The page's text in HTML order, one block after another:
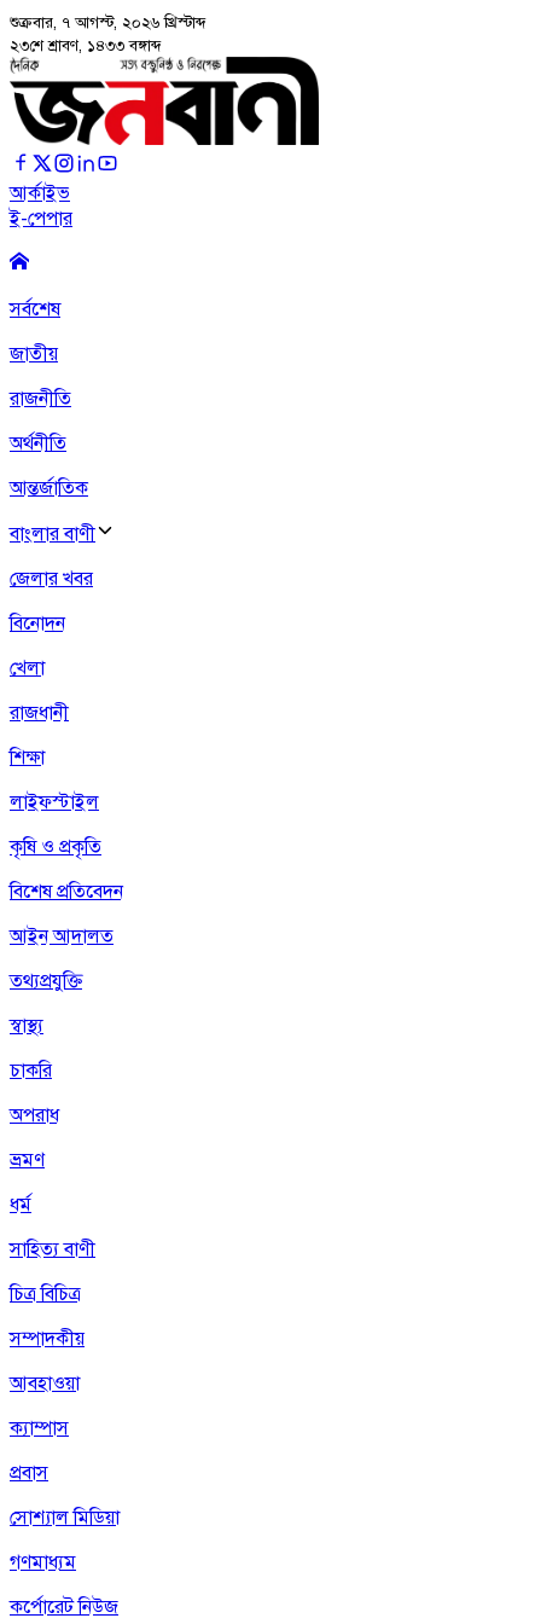
শুক্রবার, ৭ আগস্ট, ২০২৬ খ্রিস্টাব্দ
২৩শে শ্রাবণ, ১৪৩৩ বঙ্গাব্দ
আর্কাইভ
ই-পেপার
সর্বশেষ
জাতীয়
রাজনীতি
অর্থনীতি
আন্তর্জাতিক
বাংলার বাণী
জেলার খবর
বিনোদন
খেলা
রাজধানী
শিক্ষা
লাইফস্টাইল
কৃষি ও প্রকৃতি
বিশেষ প্রতিবেদন
আইন আদালত
তথ্যপ্রযুক্তি
স্বাস্থ্য
চাকরি
অপরাধ
ভ্রমণ
ধর্ম
সাহিত্য বাণী
চিত্র বিচিত্র
সম্পাদকীয়
আবহাওয়া
ক্যাম্পাস
প্রবাস
সোশ্যাল মিডিয়া
গণমাধ্যম
কর্পোরেট নিউজ